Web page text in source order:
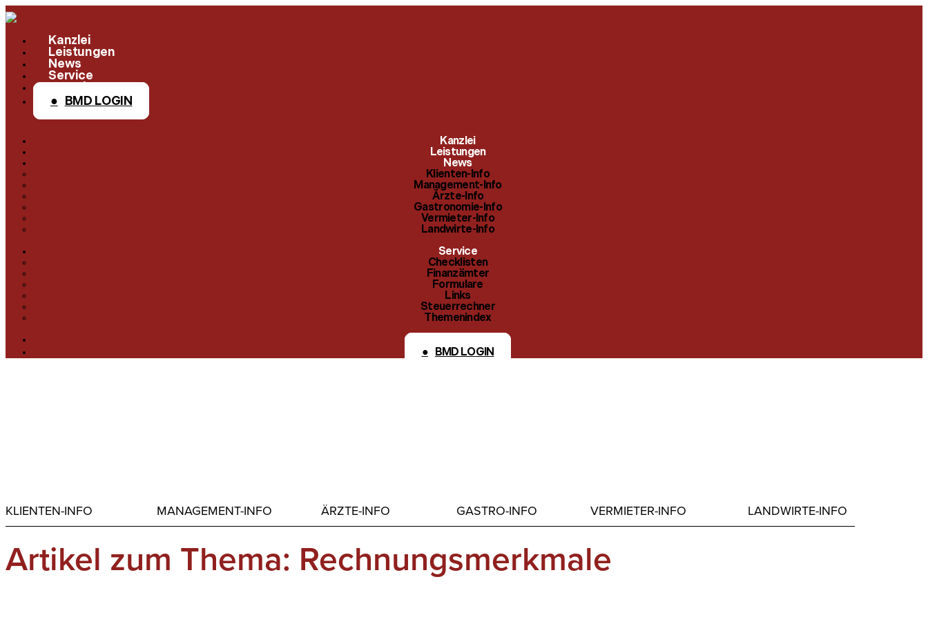
Kanzlei
Leistungen
News
Management-Info
Ärzte-Info
Gastronomie-Info
Vermieter-Info
Landwirte-Info
Service
Checklisten
Finanzämter
Formulare
Links
Themenindex
BMD LOGIN
Kanzlei
Leistungen
News
Klienten-Info
Management-Info
Ärzte-Info
Gastronomie-Info
Vermieter-Info
Landwirte-Info
Service
Checklisten
Finanzämter
Formulare
Links
Steuerrechner
Themenindex
BMD LOGIN
KLIENTEN-INFO MANAGEMENT-INFO ÄRZTE-INFO GASTRO-INFO VERMIETER-INFO LANDWIRTE-INFO
Artikel zum Thema: Rechnungsmerkmale